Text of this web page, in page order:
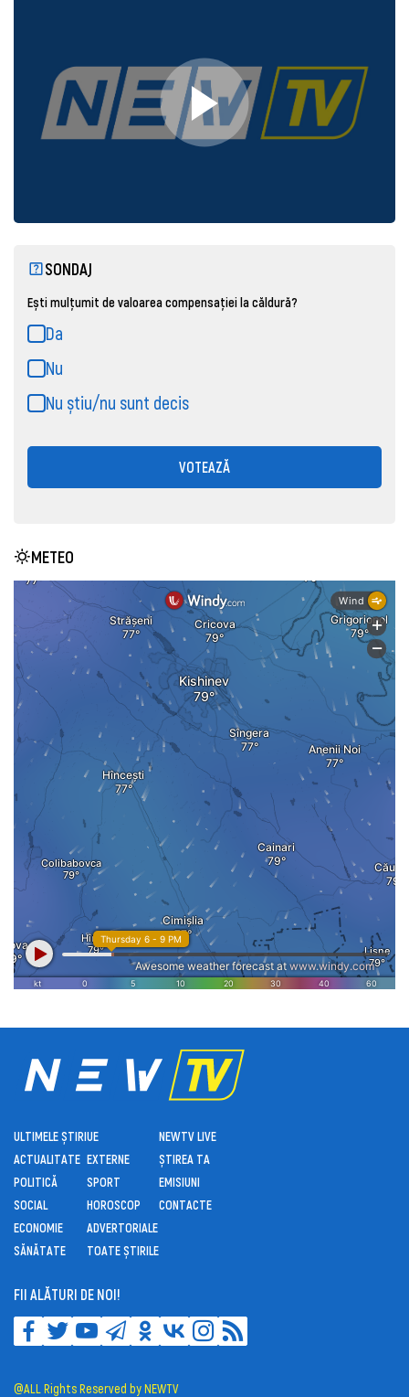
SONDAJ
Ești mulțumit de valoarea compensației la căldură?
Da
Nu
Nu știu/nu sunt decis
VOTEAZĂ
METEO
ULTIMELE ȘTIRI
ACTUALITATE
POLITICĂ
SOCIAL
ECONOMIE
SĂNĂTATE
UE
EXTERNE
SPORT
HOROSCOP
ADVERTORIALE
TOATE ȘTIRILE
NEWTV LIVE
ȘTIREA TA
EMISIUNI
CONTACTE
FII ALĂTURI DE NOI!
@ALL Rights Reserved by NEWTV